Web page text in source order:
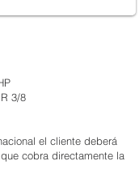
3/8
el cliente deberá
cobra directamente la